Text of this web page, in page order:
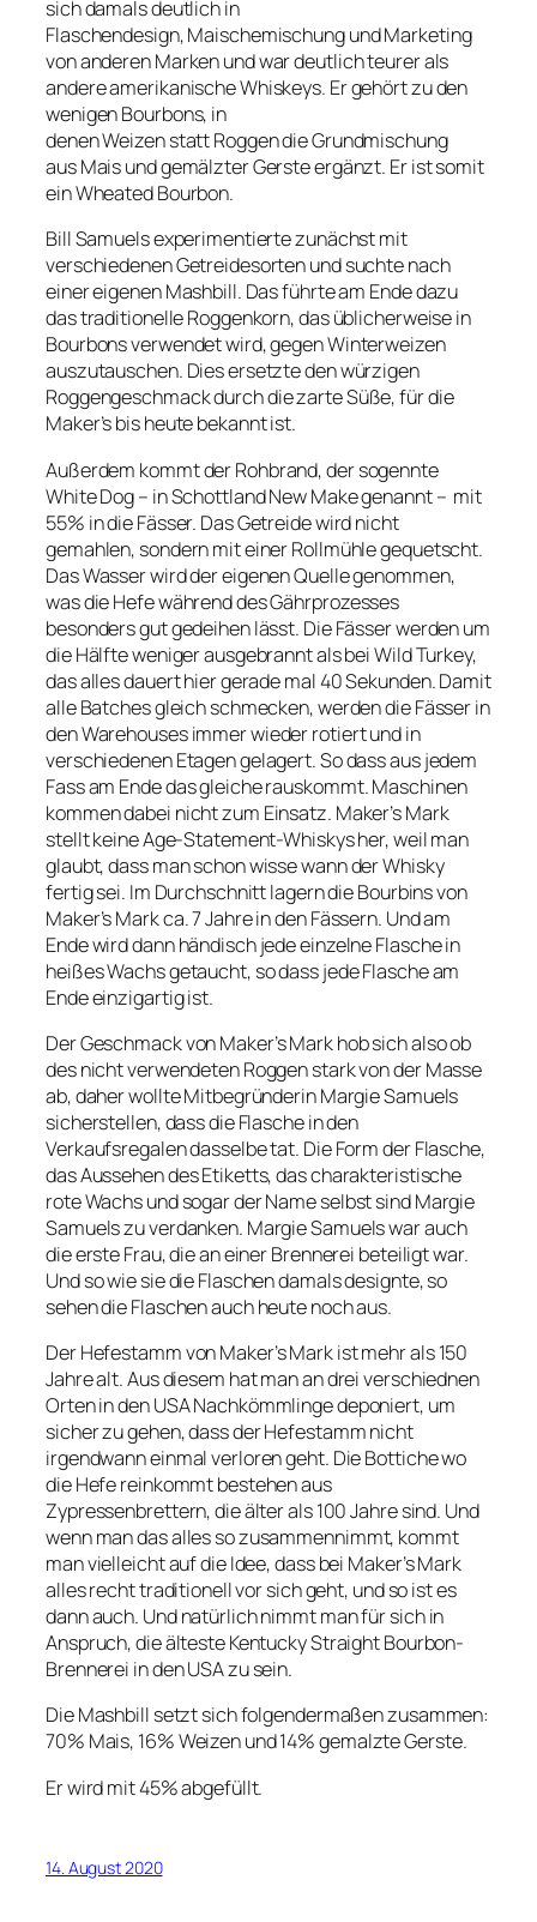
sich damals deutlich in
Flaschendesign, Maischemischung und Marketing
von anderen Marken und war deutlich teurer als
andere amerikanische Whiskeys. Er gehört zu den
wenigen Bourbons, in
denen Weizen statt Roggen die Grundmischung
aus Mais und gemälzter Gerste ergänzt. Er ist somit
ein Wheated Bourbon.
Bill Samuels experimentierte zunächst mit
verschiedenen Getreidesorten und suchte nach
einer eigenen Mashbill. Das führte am Ende dazu
das traditionelle Roggenkorn, das üblicherweise in
Bourbons verwendet wird, gegen Winterweizen
auszutauschen. Dies ersetzte den würzigen
Roggengeschmack durch die zarte Süße, für die
Maker’s bis heute bekannt ist.
Außerdem kommt der Rohbrand, der sogennte
White Dog – in Schottland New Make genannt – mit
55% in die Fässer. Das Getreide wird nicht
gemahlen, sondern mit einer Rollmühle gequetscht.
Das Wasser wird der eigenen Quelle genommen,
was die Hefe während des Gährprozesses
besonders gut gedeihen lässt. Die Fässer werden um
die Hälfte weniger ausgebrannt als bei Wild Turkey,
das alles dauert hier gerade mal 40 Sekunden. Damit
alle Batches gleich schmecken, werden die Fässer in
den Warehouses immer wieder rotiert und in
verschiedenen Etagen gelagert. So dass aus jedem
Fass am Ende das gleiche rauskommt. Maschinen
kommen dabei nicht zum Einsatz. Maker’s Mark
stellt keine Age-Statement-Whiskys her, weil man
glaubt, dass man schon wisse wann der Whisky
fertig sei. Im Durchschnitt lagern die Bourbins von
Maker’s Mark ca. 7 Jahre in den Fässern. Und am
Ende wird dann händisch jede einzelne Flasche in
heißes Wachs getaucht, so dass jede Flasche am
Ende einzigartig ist.
Der Geschmack von Maker’s Mark hob sich also ob
des nicht verwendeten Roggen stark von der Masse
ab, daher wollte Mitbegründerin Margie Samuels
sicherstellen, dass die Flasche in den
Verkaufsregalen dasselbe tat. Die Form der Flasche,
das Aussehen des Etiketts, das charakteristische
rote Wachs und sogar der Name selbst sind Margie
Samuels zu verdanken. Margie Samuels war auch
die erste Frau, die an einer Brennerei beteiligt war.
Und so wie sie die Flaschen damals designte, so
sehen die Flaschen auch heute noch aus.
Der Hefestamm von Maker’s Mark ist mehr als 150
Jahre alt. Aus diesem hat man an drei verschiednen
Orten in den USA Nachkömmlinge deponiert, um
sicher zu gehen, dass der Hefestamm nicht
irgendwann einmal verloren geht. Die Bottiche wo
die Hefe reinkommt bestehen aus
Zypressenbrettern, die älter als 100 Jahre sind. Und
wenn man das alles so zusammennimmt, kommt
man vielleicht auf die Idee, dass bei Maker’s Mark
alles recht traditionell vor sich geht, und so ist es
dann auch. Und natürlich nimmt man für sich in
Anspruch, die älteste Kentucky Straight Bourbon-
Brennerei in den USA zu sein.
Die Mashbill setzt sich folgendermaßen zusammen:
70% Mais, 16% Weizen und 14% gemalzte Gerste.
Er wird mit 45% abgefüllt.
14. August 2020